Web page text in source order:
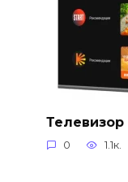
Телевизор
0 1.1к.